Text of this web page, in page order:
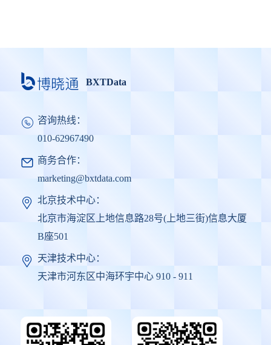
BXTData
咨询热线：
010-62967490
商务合作：
marketing@bxtdata.com
北京技术中心：
北京市海淀区上地信息路28号(上地三街)信息大厦
B座501
天津技术中心：
天津市河东区中海环宇中心 910 - 911